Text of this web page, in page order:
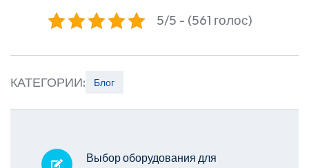
5/5 - (561 голос)
КАТЕГОРИИ: Блог
Выбор оборудования для